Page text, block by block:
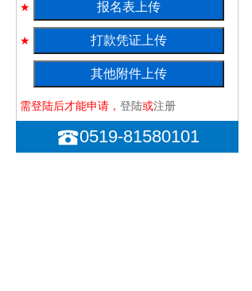
★
★
需登陆后才能申请， 登陆或注册
0519-81580101